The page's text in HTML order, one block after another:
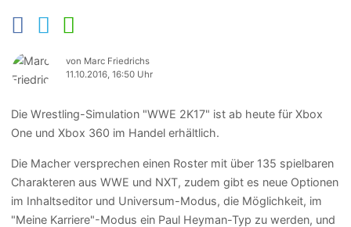
von Marc Friedrichs
11.10.2016, 16:50 Uhr
Die Wrestling-Simulation "WWE 2K17" ist ab heute für Xbox
One und Xbox 360 im Handel erhältlich.
Die Macher versprechen einen Roster mit über 135 spielbaren
Charakteren aus WWE und NXT, zudem gibt es neue Optionen
im Inhaltseditor und Universum-Modus, die Möglichkeit, im
"Meine Karriere"-Modus ein Paul Heyman-Typ zu werden, und